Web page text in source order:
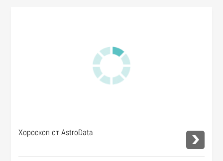
Хороскоп от AstroData